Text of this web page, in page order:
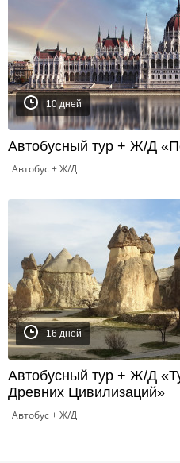
10 дней
Автобусный тур + Ж/Д
Автобус + Ж/Д
16 дней
Автобусный тур + Ж/Д
Древних Цивилизаций»
Автобус + Ж/Д